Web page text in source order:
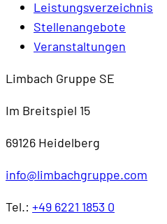
Leistungsverzeichnis
Stellenangebote
Veranstaltungen
Limbach Gruppe SE
Im Breitspiel 15
69126 Heidelberg
info@limbachgruppe.com
Tel.: +49 6221 1853 0